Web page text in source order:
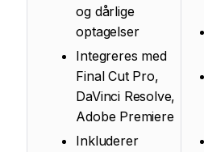
og dårlige
optagelser
Integreres med
Final Cut Pro,
DaVinci Resolve,
Adobe Premiere
Inkluderer